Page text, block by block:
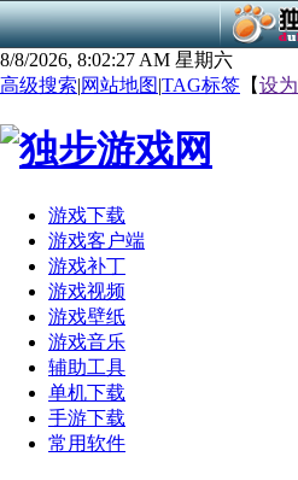
8/8/2026, 8:02:27 AM 星期六
高级搜索|网站地图|TAG标签 【设
游戏下载
游戏客户端
游戏补丁
游戏视频
游戏壁纸
游戏音乐
辅助工具
单机下载
手游下载
常用软件